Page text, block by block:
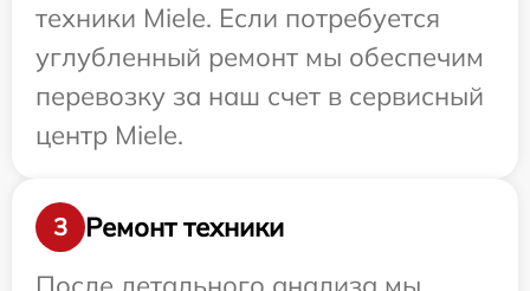
техники Miele. Если потребуется
углубленный ремонт мы обеспечим
перевозку за наш счет в сервисный
центр Miele.
3
Ремонт техники